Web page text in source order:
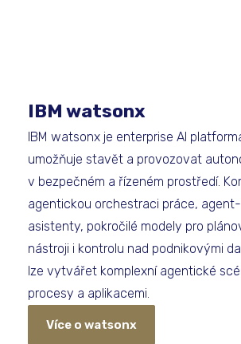
IBM watsonx
IBM watsonx je enterprise AI
umožňuje stavět a provozovat
v bezpečném a řízeném prostředí.
agentickou orchestraci práce,
asistenty, pokročilé modely pro
nástroji i kontrolu nad podnikovými
lze vytvářet komplexní agentické
procesy a aplikacemi.
Více o watsonx